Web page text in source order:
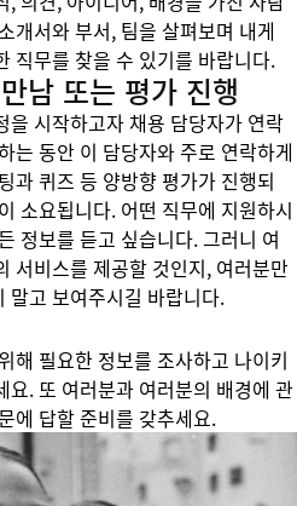
개서와 부서, 팀을 살펴보며 내게
직무를 찾을 수 있기를 바랍니다.
남 또는 평가 진행
시작하고자 채용 담당자가 연락
는 동안 이 담당자와 주로 연락하게
과 퀴즈 등 양방향 평가가 진행되
소요됩니다. 어떤 직무에 지원하시
정보를 듣고 싶습니다. 그러니 여
서비스를 제공할 것인지, 여러분만
말고 보여주시길 바랍니다.
해 필요한 정보를 조사하고 나이키
. 또 여러분과 여러분의 배경에 관
에 답할 준비를 갖추세요.